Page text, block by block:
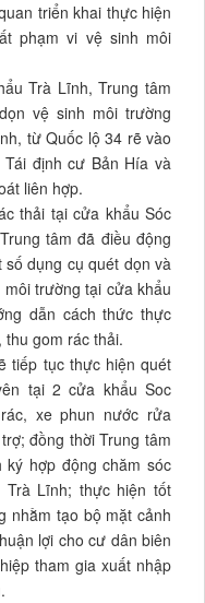
triển khai thực hiện
phạm vi vệ sinh môi
Trà Lĩnh, Trung tâm
vệ sinh môi trường
từ Quốc lộ 34 rẽ vào
định cư Bản Hía và
liên hợp.
thải tại cửa khẩu Sóc
tâm đã điều động
dụng cụ quét dọn và
trường tại cửa khẩu
dẫn cách thức thực
thu gom rác thải.
tục thực hiện quét
tại 2 cửa khẩu Soc
xe phun nước rửa
đồng thời Trung tâm
hợp động chăm sóc
Lĩnh; thực hiện tốt
nhằm tạo bộ mặt cảnh
lợi cho cư dân biên
tham gia xuất nhập